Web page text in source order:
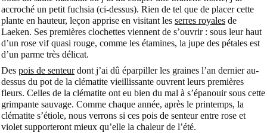
accroché un petit fuchsia (ci-dessus). Rien de tel que de placer cette
plante en hauteur, leçon apprise en visitant les serres royales de
Laeken. Ses premières clochettes viennent de s’ouvrir : sous leur haut
d’un rose vif quasi rouge, comme les étamines, la jupe des pétales est
d’un parme très délicat.
Des pois de senteurdont j’ai dû éparpiller les graines l’an dernier au-
dessus du pot de la clématite vieillissante ouvrent leurs premières
fleurs. Celles de la clématite ont eu bien du mal à s’épanouir sous cette
grimpante sauvage. Comme chaque année, après le printemps, la
clématite s’étiole, nous verrons si ces pois de senteur entre rose et
violet supporteront mieux qu’elle la chaleur de l’été.